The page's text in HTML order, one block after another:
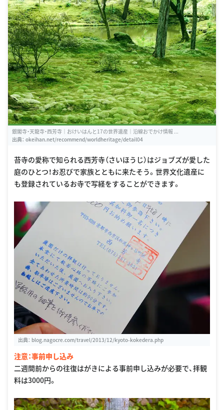
銀閣寺・天龍寺・西芳寺｜おけいはんと17の世界遺産｜沿線おでかけ情報 ...
出典： okeihan.net/recommend/worldheritage/detail04
苔寺の愛称で知られる西芳寺（さいほうじ）はジョブズが愛した
庭のひとつ！お忍びで家族とともに来たそう。世界文化遺産に
も登録されているお寺で写経をすることができます。
出典： blog.nagocre.com/travel/2013/12/kyoto-kokedera.php
注意：事前申し込み
二週間前からの往復はがきによる事前申し込みが必要で、拝観
料は3000円。